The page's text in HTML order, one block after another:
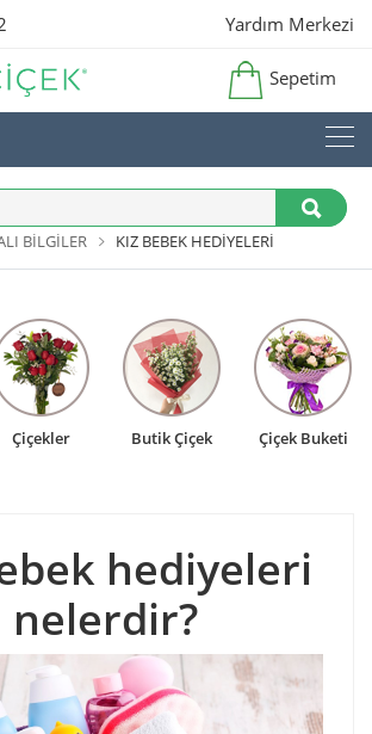
Yardım Merkezi
Sepetim
BILGILER KIZ BEBEK HEDIYELERI
Çiçekler Butik Çiçek Çiçek Buketi
hediyeleri
nelerdir?